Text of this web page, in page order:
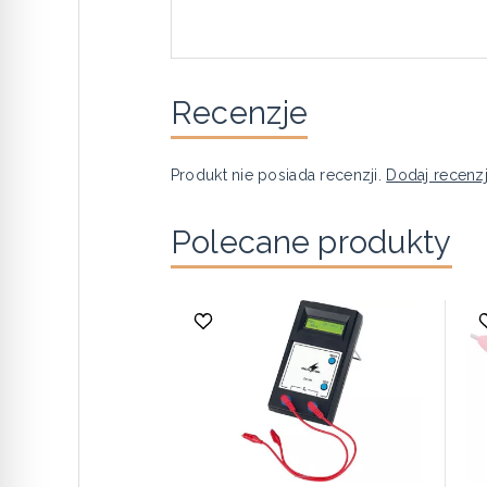
Recenzje
Produkt nie posiada recenzji. Dodaj
Polecane produkty